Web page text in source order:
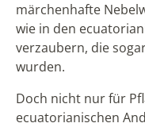
märchenhafte
wie in den
verzaubern, die
wurden.
Doch nicht nur für
ecuatorianischen